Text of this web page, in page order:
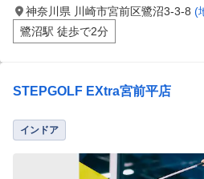
神奈川県 川崎市宮前区鷺沼3-3-8 (
鷺沼駅 徒歩で2分
STEPGOLF EXtra宮前平店
インドア